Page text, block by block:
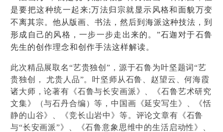
是要把这种统一起来;万法归宗就显示风格和面貌万变
不离其宗。他从版画、书法，然后到海派这种技法，到
形成自己的风格，一步一步走出来的。”石迦对于石鲁
先生的创作理念和创作手法这样解读。
此次精品展取名“艺贵独创”，源于石鲁为叶坚题词“艺
贵独创， 尤贵人品”。叶坚师从石鲁、赵望云、何海霞
诸大师，论著有《石鲁与长安画派》、《石鲁艺术研究
文集》（与石丹合编）等，中国画《延安写生》、《恬
静的山谷》、《竞长山岩中》等。评论文章有《石鲁
与“长安画派”》、《石鲁意象思维中的生活启动性》、